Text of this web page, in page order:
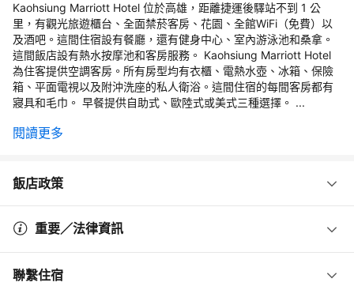
Kaohsiung Marriott Hotel 位於高雄，距離捷運後驛站不到 1 公
里，有觀光旅遊櫃台、全面禁菸客房、花園、全館WiFi（免費）以
及酒吧。這間住宿設有餐廳，還有健身中心、室內游泳池和桑拿。
這間飯店設有熱水按摩池和客房服務。 Kaohsiung Marriott Hotel
為住客提供空調客房。所有房型均有衣櫃、電熱水壺、冰箱、保險
箱、平面電視以及附沖洗座的私人衛浴。這間住宿的每間客房都有
寢具和毛巾。 早餐提供自助式、歐陸式或美式三種選擇。 ...
閱讀更多
飯店政策
重要／法律資訊
聯繫住宿